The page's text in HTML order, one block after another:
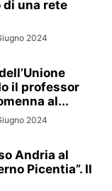
una rete
2024
il professor
al...
2024
Andria al
Picentia”. Il